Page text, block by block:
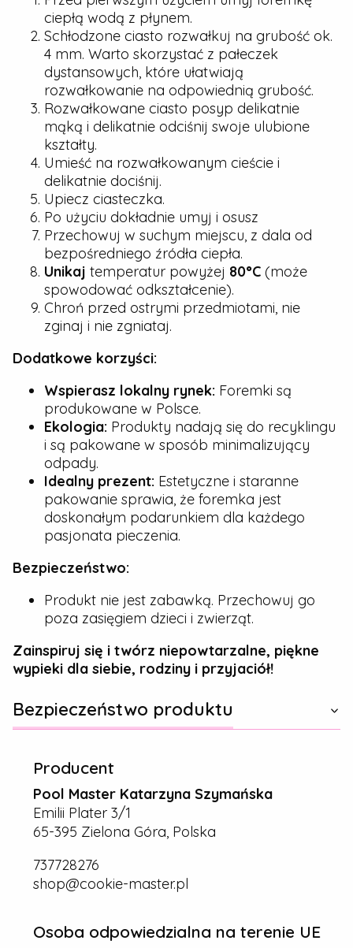
ciepłą wodą z płynem.
Schłodzone ciasto rozwałkuj na grubość ok.
4 mm. Warto skorzystać z pałeczek
dystansowych, które ułatwiają
rozwałkowanie na odpowiednią grubość.
Rozwałkowane ciasto posyp delikatnie
mąką i delikatnie odciśnij swoje ulubione
kształty.
Umieść na rozwałkowanym cieście i
delikatnie dociśnij.
Upiecz ciasteczka.
Po użyciu dokładnie umyj i osusz
Przechowuj w suchym miejscu, z dala od
bezpośredniego źródła ciepła.
Unikaj temperatur powyżej 80°C (może
spowodować odkształcenie).
Chroń przed ostrymi przedmiotami, nie
zginaj i nie zgniataj.
Dodatkowe korzyści:
Wspierasz lokalny rynek: Foremki są
produkowane w Polsce.
Ekologia: Produkty nadają się do recyklingu
i są pakowane w sposób minimalizujący
odpady.
Idealny prezent: Estetyczne i staranne
pakowanie sprawia, że foremka jest
doskonałym podarunkiem dla każdego
pasjonata pieczenia.
Bezpieczeństwo:
Produkt nie jest zabawką. Przechowuj go
poza zasięgiem dzieci i zwierząt.
Zainspiruj się i twórz niepowtarzalne, piękne
wypieki dla siebie, rodziny i przyjaciół!
Bezpieczeństwo produktu
Producent
Pool Master Katarzyna Szymańska
Emilii Plater 3/1
65-395 Zielona Góra, Polska
737728276
shop@cookie-master.pl
Osoba odpowiedzialna na terenie UE